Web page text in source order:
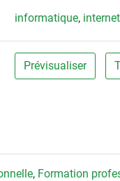
informatique, internet
Prévisualiser
, Formation